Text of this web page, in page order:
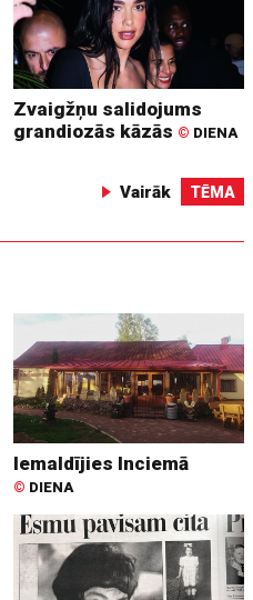
Zvaigžņu salidojums
grandiozās kāzās © DIENA
Vairāk TĒMA
Iemaldījies Inciemā
© DIENA